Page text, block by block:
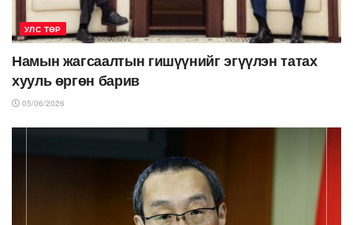
УЛС ТӨР
Намын жагсаалтын гишүүнийг эгүүлэн татах
хууль өргөн барив
05/06/2026